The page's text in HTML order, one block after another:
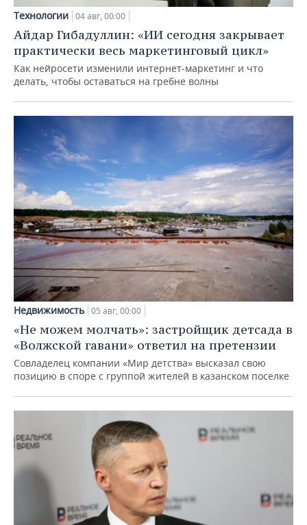
Технологии 04 авг, 00:00
Айдар Гибадуллин: «ИИ сегодня закрывает
практически весь маркетинговый цикл»
Как нейросети изменили интернет-маркетинг и что
делать, чтобы оставаться на гребне волны
Недвижимость 05 авг, 00:00
«Не можем молчать»: застройщик детсада в
«Волжской гавани» ответил на претензии
Совладелец компании «Мир детства» высказал свою
позицию в споре с группой жителей в казанском поселке